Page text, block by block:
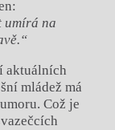
umírá na
aktuálních
mládež má
Což je